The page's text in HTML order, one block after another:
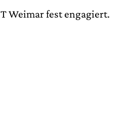
Weimar fest engagiert.